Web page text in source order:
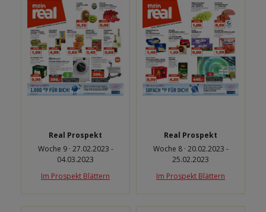
Real Prospekt
Woche 9 · 27.02.2023 -
04.03.2023
Im Prospekt Blättern
Real Prospekt
Woche 8 · 20.02.2023 -
25.02.2023
Im Prospekt Blättern